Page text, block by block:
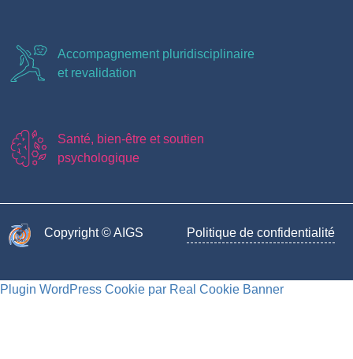
Accompagnement pluridisciplinaire
et revalidation
Santé, bien-être et soutien
psychologique
Copyright © AIGS​ Politique de confidentialité
Plugin WordPress Cookie par Real Cookie Banner